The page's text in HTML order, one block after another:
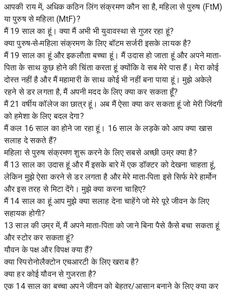
आपकी राय में, अधिक कठिन लिंग संक्रमण कौन सा है, महिला से पुरुष (FtM)
या पुरुष से महिला (MtF)?
मैं 19 साल का हूं। क्या मैं अभी भी युवावस्था से गुजर रहा हूं?
क्या पुरुष-से-महिला संक्रमण के लिए बॉटम सर्जरी इसके लायक है?
मैं 19 साल का हूं और इकलौता बच्चा हूं। मैं उदास हो जाता हूं और अपने माता-
पिता के साथ कुछ होने की चिंता करता हूं क्योंकि वे सब मेरे पास हैं। मेरा कोई
दोस्त नहीं है और मैं महामारी के साथ कोई भी नहीं बना पाया हूं। मुझे अकेले
रहने से डर लगता है, मैं अपनी मदद के लिए क्या कर सकता हूँ?
मैं 21 वर्षीय कॉलेज का छात्र हूं। अब मैं ऐसा क्या कर सकता हूं जो मेरी जिंदगी
को हमेशा के लिए बदल देगा?
मैं कल 16 साल का होने जा रहा हूं। 16 साल के लड़के को आप क्या खास
सलाह दे सकते हैं?
महिला से पुरुष संक्रमण शुरू करने के लिए सबसे अच्छी उम्र क्या है?
मैं 13 साल का उदास हूं और मैं इसके बारे में एक डॉक्टर को देखना चाहता हूं,
लेकिन मुझे ऐसा करने से डर लगता है और मेरे माता-पिता इसे सिर्फ मेरे हार्मोन
और इस तरह से मिटा देंगे। मुझे क्या करना चाहिए?
मैं 14 साल का हूं आप मुझे क्या सलाह देना चाहेंगे जो मेरे पूरे जीवन के लिए
सहायक होगी?
13 साल की उम्र में, मैं अपने माता-पिता को जाने बिना पैसे कैसे बचा सकता हूं
और स्टोर कर सकता हूं?
यौवन के पक्ष और विपक्ष क्या हैं?
क्या स्पिरोनोलैक्टोन एचआरटी के लिए खराब है?
क्या हर कोई यौवन से गुजरता है?
एक 14 साल का बच्चा अपने जीवन को बेहतर/आसान बनाने के लिए क्या कर